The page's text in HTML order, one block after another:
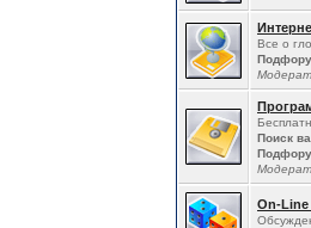
Все о
Поиск
On-